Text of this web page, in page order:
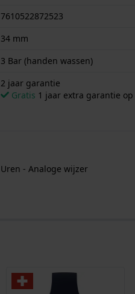
7610522872523
34 mm
3 Bar (handen wassen)
2 jaar garantie
Gratis 1 jaar extra garantie
Uren - Analoge wijzer